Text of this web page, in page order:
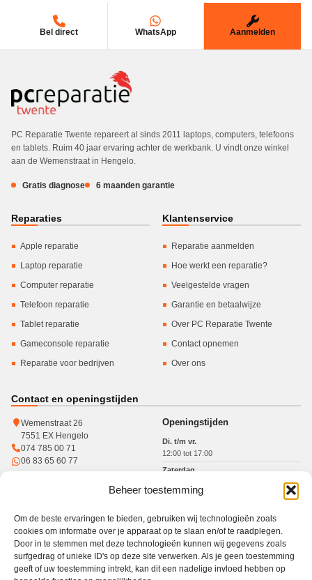
Beheer toestemming
Om de beste ervaringen te bieden, gebruiken wij technologieën zoals
cookies om informatie over je apparaat op te slaan en/of te raadplegen.
Door in te stemmen met deze technologieën kunnen wij gegevens zoals
surfgedrag of unieke ID's op deze site verwerken. Als je geen toestemming
geeft of uw toestemming intrekt, kan dit een nadelige invloed hebben op
Bel direct WhatsApp Aanmelden
PC Reparatie Twente repareert al sinds 2011 laptops, computers, telefoons
en tablets. Ruim 40 jaar ervaring achter de werkbank. U vindt onze winkel
aan de Wemenstraat in Hengelo.
Gratis diagnose 6 maanden garantie
Reparaties
Apple reparatie
Laptop reparatie
Computer reparatie
Telefoon reparatie
Tablet reparatie
Gameconsole reparatie
Reparatie voor bedrijven
Klantenservice
Reparatie aanmelden
Hoe werkt een reparatie?
Veelgestelde vragen
Garantie en betaalwijze
Over PC Reparatie Twente
Contact opnemen
Over ons
Contact en openingstijden
Wemenstraat 26
7551 EX Hengelo
074 785 00 71
06 83 65 60 77
Openingstijden
Di. t/m vr.
12:00 tot 17:00
Zaterdag
Btw: NL005017071B31
Werkgebied